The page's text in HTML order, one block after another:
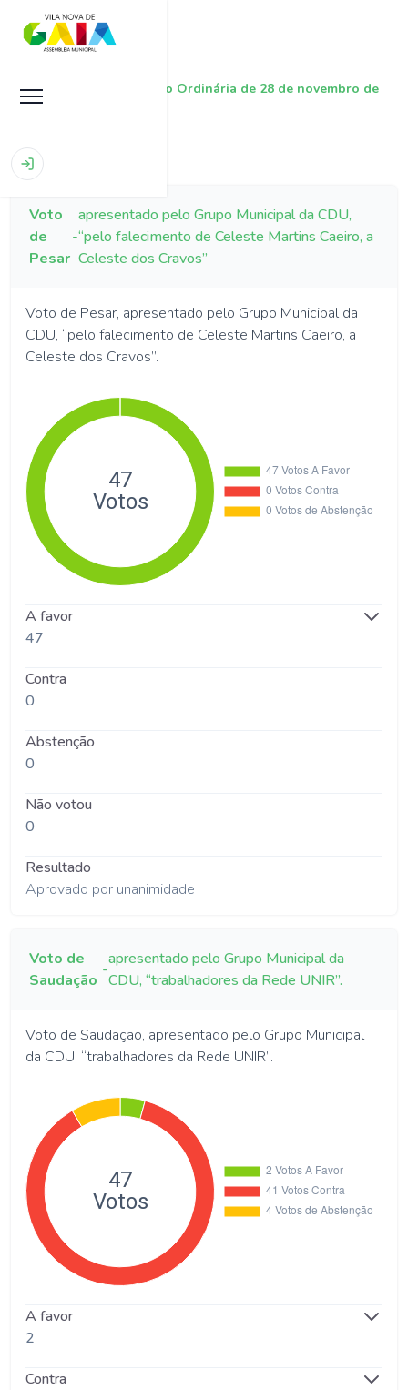
InícioSessões
Sessão Ordinária de 28 de novembro de
Voto
de
Pesar
-
apresentado pelo Grupo Municipal da CDU,
“pelo falecimento de Celeste Martins Caeiro, a
Celeste dos Cravos”
Voto de Pesar, apresentado pelo Grupo Municipal da
CDU, “pelo falecimento de Celeste Martins Caeiro, a
Celeste dos Cravos”.
A favor
47
Contra
0
Abstenção
0
Não votou
0
Resultado
Aprovado por unanimidade
Voto de
Saudação
-
apresentado pelo Grupo Municipal da
CDU, “trabalhadores da Rede UNIR”.
Voto de Saudação, apresentado pelo Grupo Municipal
da CDU, “trabalhadores da Rede UNIR”.
A favor
2
Contra